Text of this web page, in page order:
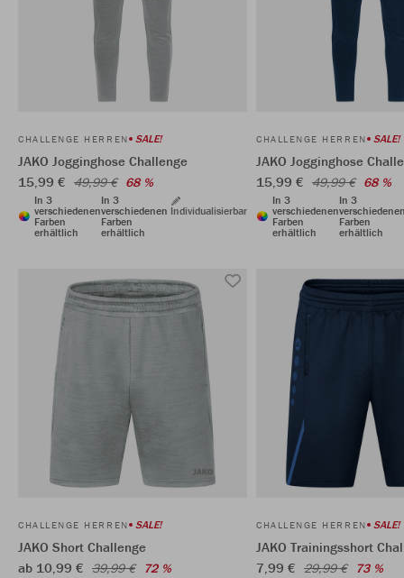
CHALLENGE HERREN SALE!
JAKO Jogginghose Challenge
15,99 € 49,99 € 68 %
In 3
verschiedenen
Farben
erhältlich
In 3
verschiedenen
Farben
erhältlich
Individualisierbar
CHALLENGE HERREN SALE!
JAKO Jogginghose
15,99 € 49,99 € 68 %
In 3
verschiedenen
Farben
erhältlich
In 3
Farben
erhältlich
CHALLENGE HERREN SALE!
JAKO Short Challenge
ab 10,99 € 39,99 € 72 %
CHALLENGE HERREN SALE!
JAKO Trainingsshort
7,99 € 29,99 € 73 %